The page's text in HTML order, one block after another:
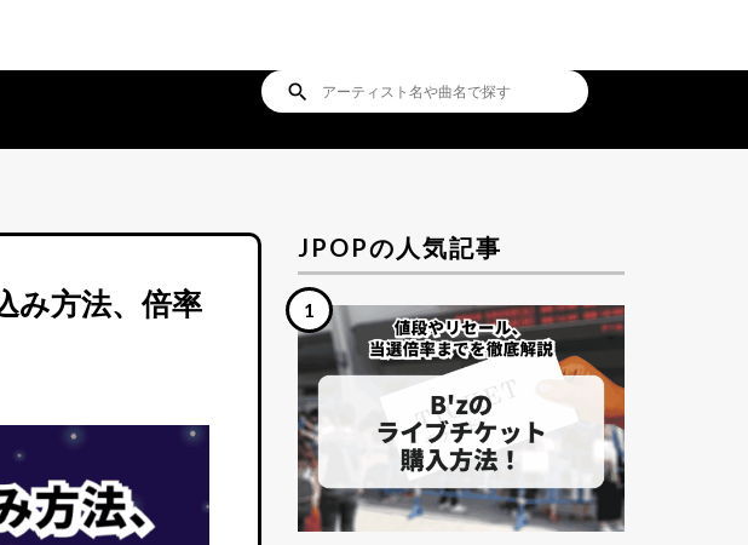
search
み方法、倍率
JPOPの人気記事